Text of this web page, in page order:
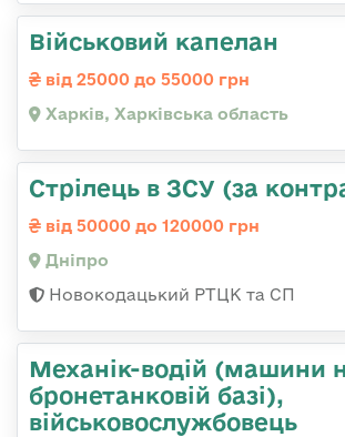
Військовий капелан
від 25000 до 55000 грн
Харків, Харківська область
Стрілець в ЗСУ (за
від 50000 до 120000 грн
Дніпро
Новокодацький РТЦК та СП
Механік-водій (машини
бронетанковій базі),
військовослужбовець